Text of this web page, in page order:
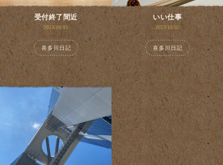
受付終了間近
2023/10/03
喜多川日記
いい仕事
2023/10/02
喜多川日記